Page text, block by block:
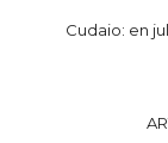
Cudaio: en